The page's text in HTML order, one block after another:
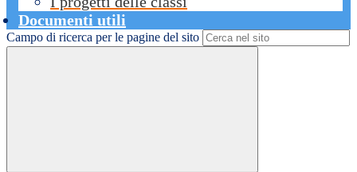
Documenti utili
Campo di ricerca per le pagine del sito